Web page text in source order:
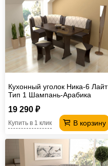
Кухонный уголок Ника-6 Лайт
Тип 1 Шампань-Арабика
19 290 ₽
В корзину
Купить в 1 клик